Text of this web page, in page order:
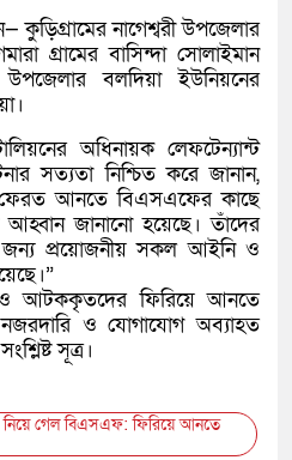
নাগেশ্বরী উপজেলার
গ্রামের বাসিন্দা সোলাইমান
বলদিয়া ইউনিয়নের
অধিনায়ক লেফটেন্যান্ট
সত্যতা নিশ্চিত করে জানান,
আনতে বিএসএফের কাছে
জানানো হয়েছে। তাঁদের
জন্য প্রয়োজনীয় সকল আইনি ও
ও আটককৃতদের ফিরিয়ে আনতে
ও যোগাযোগ অব্যাহত
সূত্র।
নিয়ে গেল বিএসএফ: ফিরিয়ে আনতে